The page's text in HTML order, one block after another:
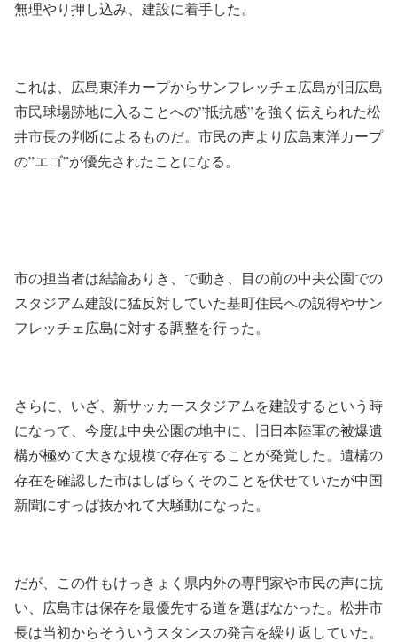
無理やり押し込み、建設に着手した。
これは、広島東洋カープからサンフレッチェ広島が旧広島
市民球場跡地に入ることへの”抵抗感”を強く伝えられた松
井市長の判断によるものだ。市民の声より広島東洋カープ
の”エゴ”が優先されたことになる。
市の担当者は結論ありき、で動き、目の前の中央公園での
スタジアム建設に猛反対していた基町住民への説得やサン
フレッチェ広島に対する調整を行った。
さらに、いざ、新サッカースタジアムを建設するという時
になって、今度は中央公園の地中に、旧日本陸軍の被爆遺
構が極めて大きな規模で存在することが発覚した。遺構の
存在を確認した市はしばらくそのことを伏せていたが中国
新聞にすっぱ抜かれて大騒動になった。
だが、この件もけっきょく県内外の専門家や市民の声に抗
い、広島市は保存を最優先する道を選ばなかった。松井市
長は当初からそういうスタンスの発言を繰り返していた。